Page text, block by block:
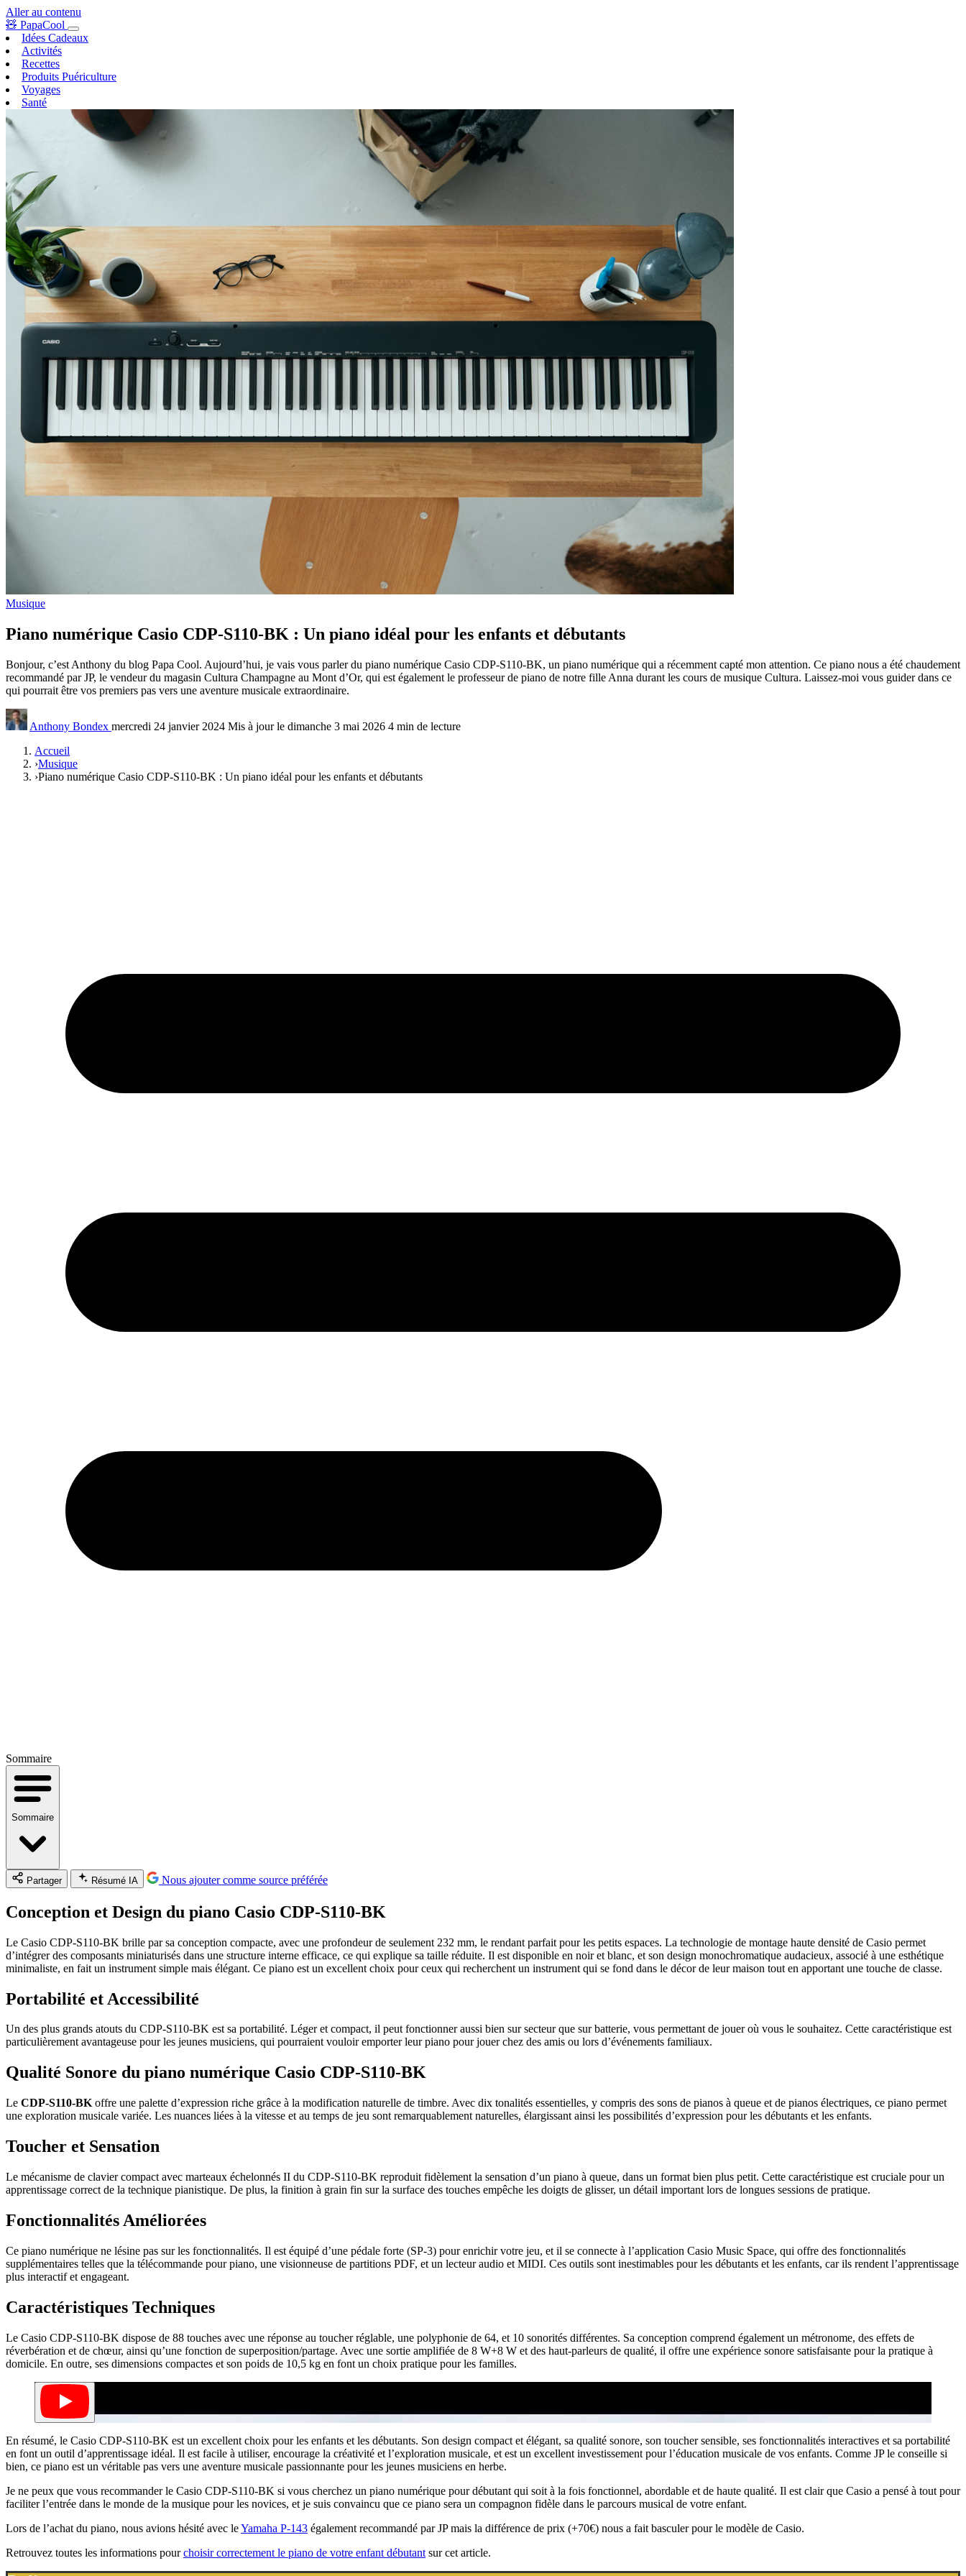
Aller au contenu
🧸 PapaCool
Idées Cadeaux
Activités
Recettes
Produits Puériculture
Voyages
Santé
Musique
Piano numérique Casio CDP-S110-BK : Un piano idéal pour les enfants et débutants
Bonjour, c’est Anthony du blog Papa Cool. Aujourd’hui, je vais vous parler du piano numérique Casio CDP-S110-BK, un piano numérique qui a récemment capté mon attention. Ce piano nous a été chaudement
recommandé par JP, le vendeur du magasin Cultura Champagne au Mont d’Or, qui est également le professeur de piano de notre fille Anna durant les cours de musique Cultura. Laissez-moi vous guider dans ce
qui pourrait être vos premiers pas vers une aventure musicale extraordinaire.
Anthony Bondex mercredi 24 janvier 2024 Mis à jour le dimanche 3 mai 2026 4 min de lecture
Accueil
›Musique
›Piano numérique Casio CDP-S110-BK : Un piano idéal pour les enfants et débutants
Sommaire
Sommaire
Partager Résumé IA Nous ajouter comme source préférée
Conception et Design du piano Casio CDP-S110-BK
Le Casio CDP-S110-BK brille par sa conception compacte, avec une profondeur de seulement 232 mm, le rendant parfait pour les petits espaces. La technologie de montage haute densité de Casio permet
d’intégrer des composants miniaturisés dans une structure interne efficace, ce qui explique sa taille réduite. Il est disponible en noir et blanc, et son design monochromatique audacieux, associé à une esthétique
minimaliste, en fait un instrument simple mais élégant. Ce piano est un excellent choix pour ceux qui recherchent un instrument qui se fond dans le décor de leur maison tout en apportant une touche de classe.
Portabilité et Accessibilité
Un des plus grands atouts du CDP-S110-BK est sa portabilité. Léger et compact, il peut fonctionner aussi bien sur secteur que sur batterie, vous permettant de jouer où vous le souhaitez. Cette caractéristique est
particulièrement avantageuse pour les jeunes musiciens, qui pourraient vouloir emporter leur piano pour jouer chez des amis ou lors d’événements familiaux.
Qualité Sonore du piano numérique Casio CDP-S110-BK
Le CDP-S110-BK offre une palette d’expression riche grâce à la modification naturelle de timbre. Avec dix tonalités essentielles, y compris des sons de pianos à queue et de pianos électriques, ce piano permet
une exploration musicale variée. Les nuances liées à la vitesse et au temps de jeu sont remarquablement naturelles, élargissant ainsi les possibilités d’expression pour les débutants et les enfants.
Toucher et Sensation
Le mécanisme de clavier compact avec marteaux échelonnés II du CDP-S110-BK reproduit fidèlement la sensation d’un piano à queue, dans un format bien plus petit. Cette caractéristique est cruciale pour un
apprentissage correct de la technique pianistique. De plus, la finition à grain fin sur la surface des touches empêche les doigts de glisser, un détail important lors de longues sessions de pratique.
Fonctionnalités Améliorées
Ce piano numérique ne lésine pas sur les fonctionnalités. Il est équipé d’une pédale forte (SP-3) pour enrichir votre jeu, et il se connecte à l’application Casio Music Space, qui offre des fonctionnalités
supplémentaires telles que la télécommande pour piano, une visionneuse de partitions PDF, et un lecteur audio et MIDI. Ces outils sont inestimables pour les débutants et les enfants, car ils rendent l’apprentissage
plus interactif et engageant.
Caractéristiques Techniques
Le Casio CDP-S110-BK dispose de 88 touches avec une réponse au toucher réglable, une polyphonie de 64, et 10 sonorités différentes. Sa conception comprend également un métronome, des effets de
réverbération et de chœur, ainsi qu’une fonction de superposition/partage. Avec une sortie amplifiée de 8 W+8 W et des haut-parleurs de qualité, il offre une expérience sonore satisfaisante pour la pratique à
domicile. En outre, ses dimensions compactes et son poids de 10,5 kg en font un choix pratique pour les familles.
En résumé, le Casio CDP-S110-BK est un excellent choix pour les enfants et les débutants. Son design compact et élégant, sa qualité sonore, son toucher sensible, ses fonctionnalités interactives et sa portabilité
en font un outil d’apprentissage idéal. Il est facile à utiliser, encourage la créativité et l’exploration musicale, et est un excellent investissement pour l’éducation musicale de vos enfants. Comme JP le conseille si
bien, ce piano est un véritable pas vers une aventure musicale passionnante pour les jeunes musiciens en herbe.
Je ne peux que vous recommander le Casio CDP-S110-BK si vous cherchez un piano numérique pour débutant qui soit à la fois fonctionnel, abordable et de haute qualité. Il est clair que Casio a pensé à tout pour
faciliter l’entrée dans le monde de la musique pour les novices, et je suis convaincu que ce piano sera un compagnon fidèle dans le parcours musical de votre enfant.
Lors de l’achat du piano, nous avions hésité avec leYamaha P-143 également recommandé par JP mais la différence de prix (+70€) nous a fait basculer pour le modèle de Casio.
Retrouvez toutes les informations pourchoisir correctement le piano de votre enfant débutant sur cet article.